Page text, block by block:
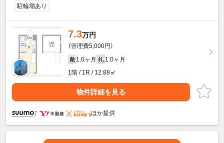
駐輪場あり
7.3万円
（管理費5,000円）
敷 1.0ヶ月 礼 1.0ヶ月
1階 / 1R / 12.88㎡
物件詳細を見る
ほか提供